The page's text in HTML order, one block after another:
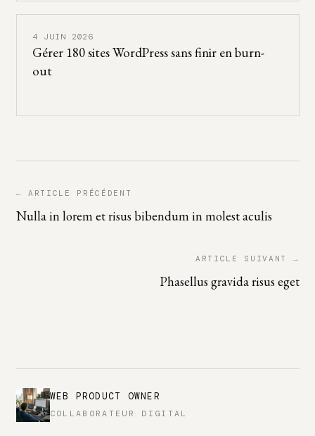
4 JUIN 2026
Gérer 180 sites WordPress sans finir en burn-
out
← ARTICLE PRÉCÉDENT
Nulla in lorem et risus bibendum in molest aculis
ARTICLE SUIVANT →
Phasellus gravida risus eget
WEB PRODUCT OWNER
COLLABORATEUR DIGITAL